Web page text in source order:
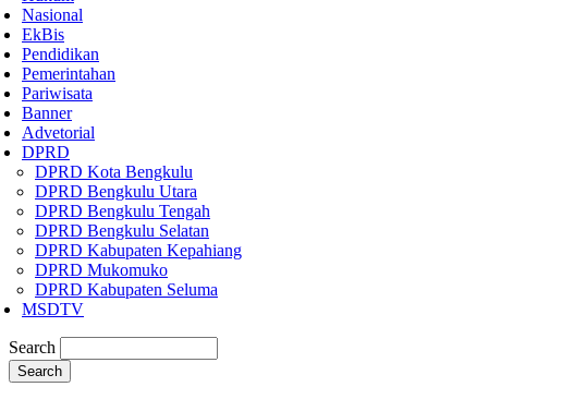
Nasional
EkBis
Pendidikan
Pemerintahan
Pariwisata
Banner
Advetorial
DPRD
DPRD Kota Bengkulu
DPRD Bengkulu Utara
DPRD Bengkulu Tengah
DPRD Bengkulu Selatan
DPRD Kabupaten Kepahiang
DPRD Mukomuko
DPRD Kabupaten Seluma
MSDTV
Search